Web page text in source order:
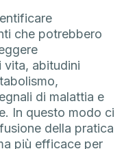
che potrebbero
vita, abitudini
di malattia e
In questo modo ci
della pratica
più efficace per